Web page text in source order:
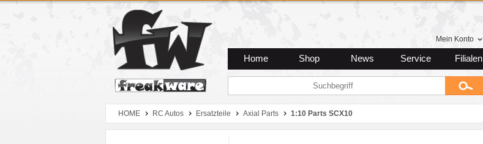
Zum Hauptmenue
Zum Seiteninhalt
Zum Warenkob
Mein Konto
Home Shop News Service Filialen
HOME RC Autos Ersatzteile Axial Parts 1:10 Parts SCX10